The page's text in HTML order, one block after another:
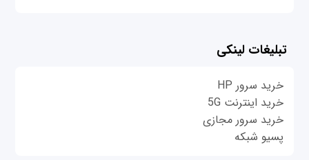
تبلیغات لینکی
خرید سرور HP
خرید اینترنت 5G
خرید سرور مجازی
پسیو شبکه